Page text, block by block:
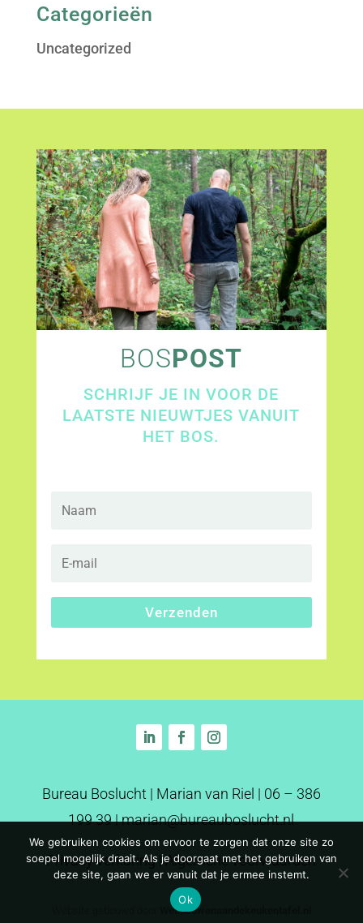
Categorieën
Uncategorized
BOSPOST
SCHRIJF JE IN VOOR DE
LAATSTE NIEUWTJES VANUIT
HET BOS.
Verzenden
Bureau Boslucht | Marian van Riel | 06 – 386
199 39|marian@bureauboslucht.nl
Privacy verkaring|Algemene voorwaarden
Webbouwenaandekeukentafel.nl
We gebruiken cookies om ervoor te zorgen dat onze site zo
soepel mogelijk draait. Als je doorgaat met het gebruiken van
deze site, gaan we er vanuit dat je ermee instemt.
Ok